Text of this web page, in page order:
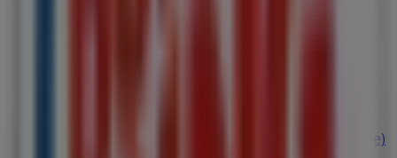
St: Gråbrödersgatan 17A 222 22 Lund, Lund (Skåne)